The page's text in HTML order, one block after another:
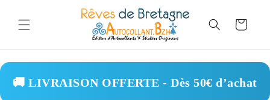
content
Cart
🚚 LIVRAISON OFFERTE - Dès 50€ d’achat